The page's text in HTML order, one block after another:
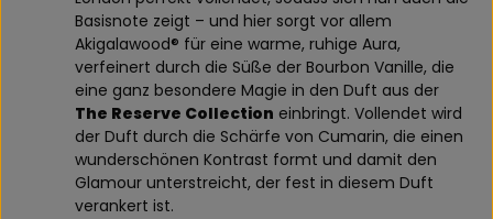
Basisnote zeigt – und hier sorgt vor allem
Akigalawood® für eine warme, ruhige Aura,
verfeinert durch die Süße der Bourbon Vanille, die
eine ganz besondere Magie in den Duft aus der
The Reserve Collection einbringt. Vollendet wird
der Duft durch die Schärfe von Cumarin, die einen
wunderschönen Kontrast formt und damit den
Glamour unterstreicht, der fest in diesem Duft
verankert ist.